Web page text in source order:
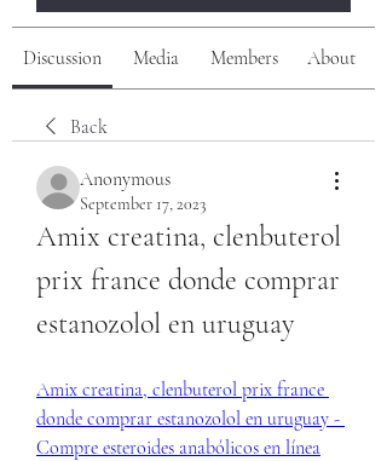
Discussion Media Members About
Back
Anonymous
September 17, 2023
Amix creatina, clenbuterol
prix france donde comprar
estanozolol en uruguay
Amix creatina, clenbuterol prix france
donde comprar estanozolol en uruguay -
Compre esteroides anabólicos en línea